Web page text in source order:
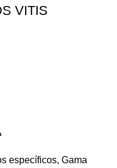
VITIS
específicos, Gama